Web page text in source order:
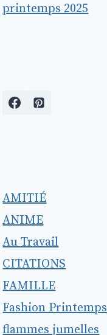
printemps 2025
AMITIÉ
ANIME
Au Travail
CITATIONS
FAMILLE
Fashion Printemps
flammes jumelles